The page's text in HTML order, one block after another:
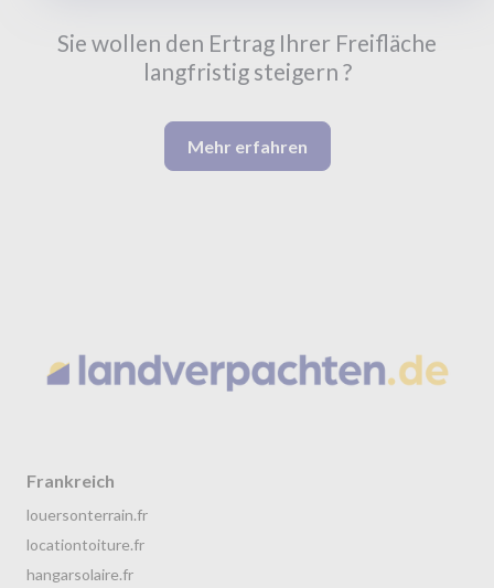
Sie wollen den Ertrag Ihrer Freifläche
langfristig steigern ?
Mehr erfahren
Frankreich
louersonterrain.fr
locationtoiture.fr
hangarsolaire.fr